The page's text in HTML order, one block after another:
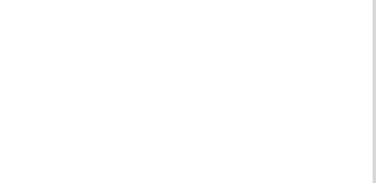
the same Journal 3 package.
pagination.